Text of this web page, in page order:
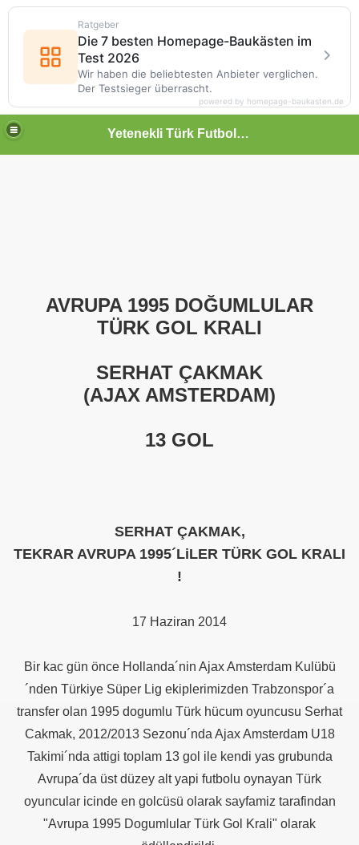
Yetenekli Türk Futbolcular
AVRUPA 1995 DOĞUMLULAR
TÜRK GOL KRALI
SERHAT ÇAKMAK
(AJAX AMSTERDAM)
13 GOL
SERHAT ÇAKMAK,
TEKRAR AVRUPA 1995´LiLER TÜRK GOL KRALI
!
17 Haziran 2014
Bir kac gün önce Hollanda´nin Ajax Amsterdam Kulübü
´nden Türkiye Süper Lig ekiplerimizden Trabzonspor´a
transfer olan 1995 dogumlu Türk hücum oyuncusu Serhat
Cakmak, 2012/2013 Sezonu´nda Ajax Amsterdam U18
Takimi´nda attigi toplam 13 gol ile kendi yas grubunda
Avrupa´da üst düzey alt yapi futbolu oynayan Türk
oyuncular icinde en golcüsü olarak sayfamiz tarafindan
"Avrupa 1995 Dogumlular Türk Gol Krali" olarak
Ratgeber
Die 7 besten Homepage-Baukästen im
Test 2026
Wir haben die beliebtesten Anbieter verglichen.
Der Testsieger überrascht.
powered by homepage-baukasten.de